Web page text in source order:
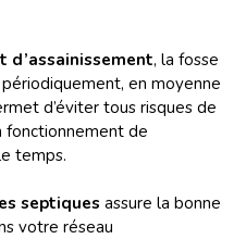
d’assainissement, la fosse
en moyenne
d’éviter tous risques de
fonctionnement de
temps.
septiques assure la bonne
votre réseau